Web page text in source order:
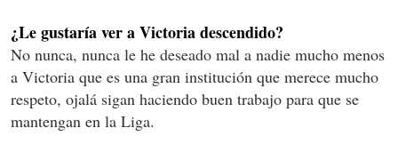
¿Le gustaría ver a Victoria descendido?
No nunca, nunca le he deseado mal a nadie mucho menos
a Victoria que es una gran institución que merece mucho
respeto, ojalá sigan haciendo buen trabajo para que se
mantengan en la Liga.